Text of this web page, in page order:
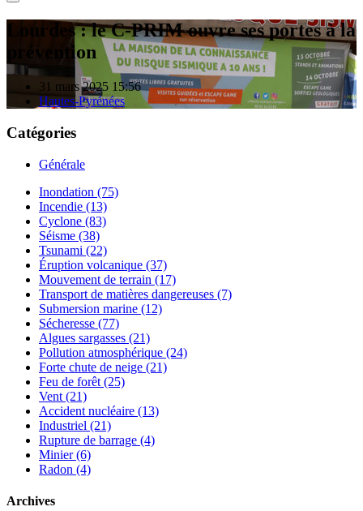
Lourdes : le C-PRIM ouvre ses portes à la
prévention
31 mars 2025 15:56
Hautes-Pyrénées
Catégories
Générale
Inondation (75)
Incendie (13)
Cyclone (83)
Séisme (38)
Tsunami (22)
Éruption volcanique (37)
Mouvement de terrain (17)
Transport de matières dangereuses (7)
Submersion marine (12)
Sécheresse (77)
Algues sargasses (21)
Pollution atmosphérique (24)
Forte chute de neige (21)
Feu de forêt (25)
Vent (21)
Accident nucléaire (13)
Industriel (21)
Rupture de barrage (4)
Minier (6)
Radon (4)
Archives